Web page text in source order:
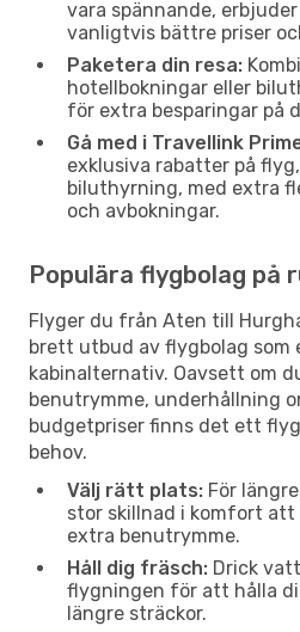
vara spännande,
vanligtvis bättre priser
Paketera din resa:
hotellbokningar eller
för extra besparingar på
Gå med i Travellink
exklusiva rabatter på
biluthyrning, med extra
och avbokningar.
Populära flygbolag på
Flyger du från Aten till
brett utbud av flygbolag som
kabinalternativ. Oavsett om
benutrymme, underhållning
budgetpriser finns det ett
behov.
Välj rätt plats: För
stor skillnad i komfort att
extra benutrymme.
Håll dig fräsch: Drick
flygningen för att hålla
längre sträckor.